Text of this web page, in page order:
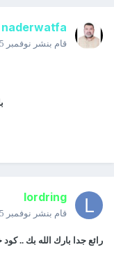
naderwatfa
قام بنشر نوفمبر 5, 2011
lordring
قام بنشر نوفمبر 5, 2011
رائع جدا بارك الله بك ..